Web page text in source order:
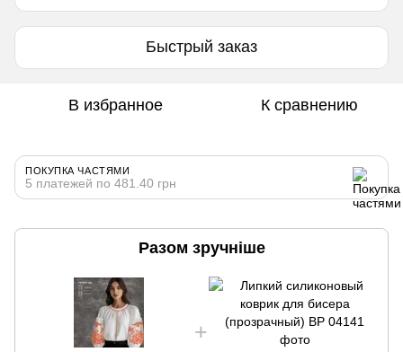
Быстрый заказ
В избранное К сравнению
ПОКУПКА ЧАСТЯМИ
5 платежей по 481.40 грн
Разом зручніше